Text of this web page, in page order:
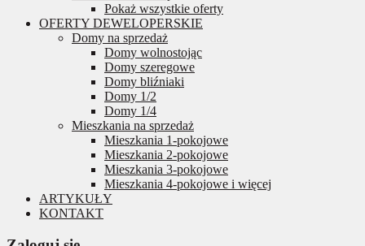
Pokaż wszystkie oferty
OFERTY DEWELOPERSKIE
Domy na sprzedaż
Domy wolnostojąc
Domy szeregowe
Domy bliźniaki
Domy 1/2
Domy 1/4
Mieszkania na sprzedaż
Mieszkania 1-pokojowe
Mieszkania 2-pokojowe
Mieszkania 3-pokojowe
Mieszkania 4-pokojowe i więcej
ARTYKUŁY
KONTAKT